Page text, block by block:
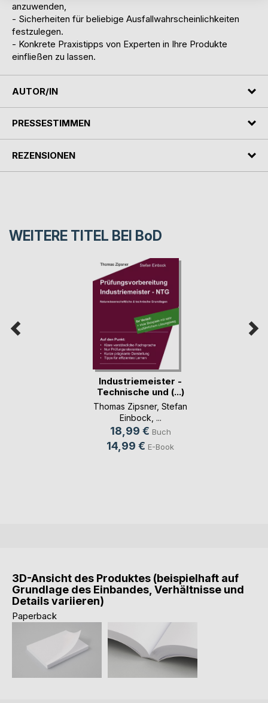
anzuwenden,
- Sicherheiten für beliebige Ausfallwahrscheinlichkeiten
festzulegen.
- Konkrete Praxistipps von Experten in Ihre Produkte
einfließen zu lassen.
AUTOR/IN
PRESSESTIMMEN
REZENSIONEN
WEITERE TITEL BEI BoD
Industriemeister -
Technische und (...)
Thomas Zipsner, Stefan
Einbock , ...
18,99 € Buch
14,99 € E-Book
3D-Ansicht des Produktes (beispielhaft auf
Grundlage des Einbandes, Verhältnisse und
Details variieren)
Paperback